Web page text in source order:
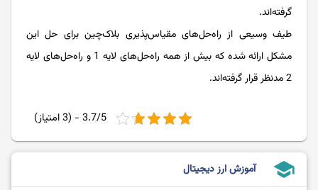
گرفته‌اند.
طیف وسیعی از راه‌حل‌های مقیاس‌پذیری بلاک‌چین برای حل این
مشکل ارائه شده که بیش از همه راه‌حل‌های لایه 1 و راه‌حل‌های لایه
2 مدنظر قرار گرفته‌اند.
3.7/5 - (3 امتیاز)
school آموزش ارز دیجیتال